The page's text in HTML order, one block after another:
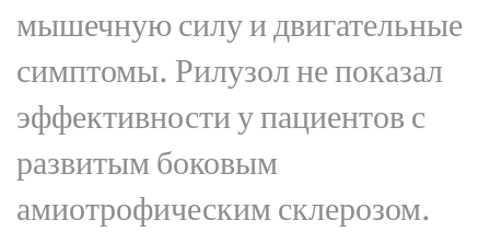
мышечную силу и двигательные
симптомы. Рилузол не показал
эффективности у пациентов с
развитым боковым
амиотрофическим склерозом.